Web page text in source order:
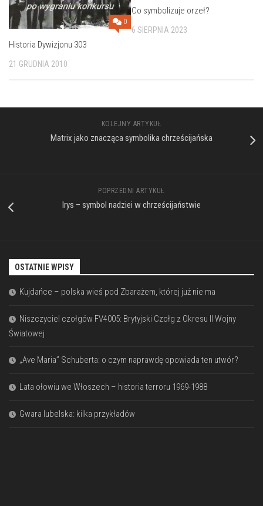
0
Historia Dywizjonu 303
21 GRUDNIA 2010
Co symbolizuje orzeł?
6 SIERPNIA 2023
KOLEJNY ARTYKUŁ
Matrix jako znacząca symbolika chrześcijańska
POPRZEDNI ARTYKUŁ
Irys – symbol nadziei w chrześcijaństwie
OSTATNIE WPISY
Kujdańce – polska wieś pod Zbarażem, której już nie ma
Niszczyciel czołgów FV4005: Brytyjski Czołg z Okresu II Wojny
Światowej
„Ave Maria” Schuberta: o czym naprawdę opowiada ten utwór?
Lata ołowiu we Włoszech – historia terroru 1969-1988
Gwara lubelska: kilka przykładów